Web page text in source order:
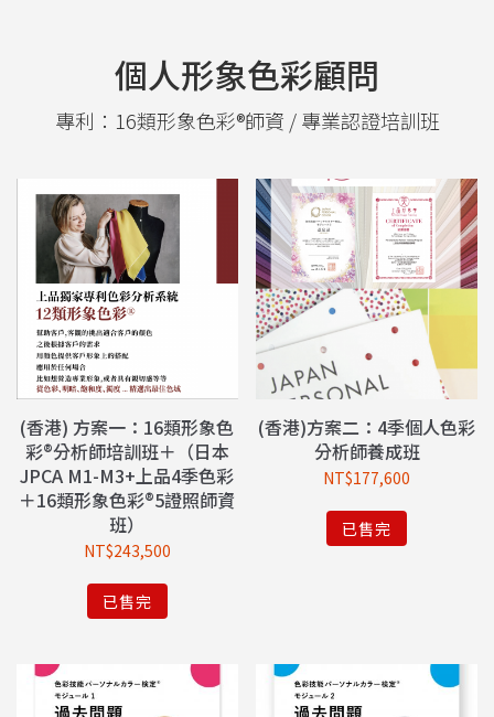
個人形象色彩顧問
專利：16類形象色彩®師資 / 專業認證培訓班
(香港) 方案一：16類形象色
彩®分析師培訓班＋（日本
JPCA M1-M3+上品4季色彩
＋16類形象色彩®5證照師資
班）
NT$243,500
已售完
(香港)方案二：4季個人色彩
分析師養成班
NT$177,600
已售完